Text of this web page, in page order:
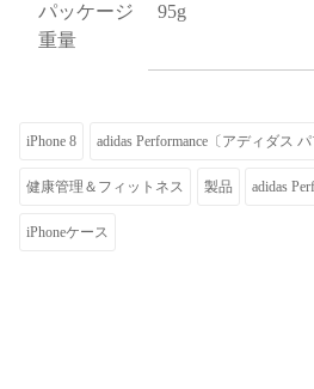
パッケージ
重量
95g
iPhone 8 adidas Performance〔アディダス
健康管理＆フィットネス 製品 adidas
iPhoneケース